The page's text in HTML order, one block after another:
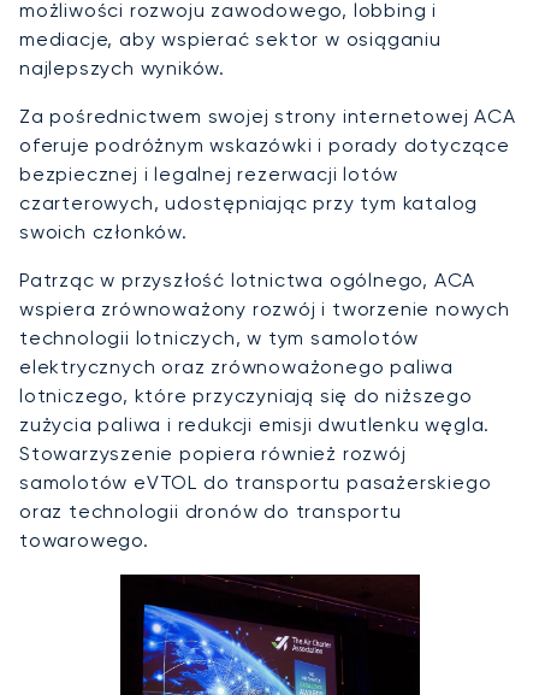
możliwości rozwoju zawodowego, lobbing i
mediacje, aby wspierać sektor w osiąganiu
najlepszych wyników.
Za pośrednictwem swojej strony internetowej ACA
oferuje podróżnym wskazówki i porady dotyczące
bezpiecznej i legalnej rezerwacji lotów
czarterowych, udostępniając przy tym katalog
swoich członków.
Patrząc w przyszłość lotnictwa ogólnego, ACA
wspiera zrównoważony rozwój i tworzenie nowych
technologii lotniczych, w tym samolotów
elektrycznych oraz zrównoważonego paliwa
lotniczego, które przyczyniają się do niższego
zużycia paliwa i redukcji emisji dwutlenku węgla.
Stowarzyszenie popiera również rozwój
samolotów eVTOL do transportu pasażerskiego
oraz technologii dronów do transportu
towarowego.